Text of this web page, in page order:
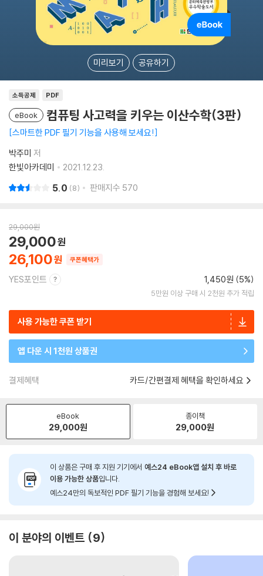
미리보기 공유하기
소득공제 PDF
eBook 컴퓨팅 사고력을 키우는 이산수학(3판)
스마트한 PDF 필기 기능을 사용해 보세요!
박주미 저
한빛아카데미
2021.12.23.
5.0 8 판매지수 570
29,000원
26,100
29,000
쿠폰혜택가
YES포인트 1,450원 (5%)
5만원 이상 구매 시 2천원 추가 적립
사용 가능한 쿠폰 받기
앱 다운 시 1천원 상품권
결제혜택 카드/간편결제 혜택을 확인하세요
eBook
29,000원
종이책
29,000원
이 상품은 구매 후 지원 기기에서 예스24 eBook앱 설치 후 바로
이용 가능한 상품입니다.
예스24만의 독보적인 PDF 필기 기능을 경험해 보세요!
이 분야의 이벤트 9